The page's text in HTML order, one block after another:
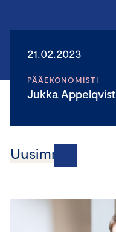
21.02.2023
PÄÄEKONOMISTI
Jukka Appelqvist
Uusimmat